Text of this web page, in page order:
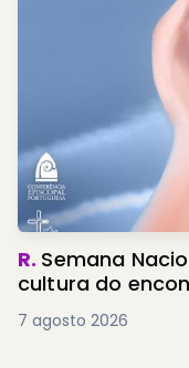
R. Semana
cultura do
7 agosto 2026